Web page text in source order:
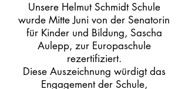
Unsere Helmut Schmidt Schule
wurde Mitte Juni von der Senatorin
für Kinder und Bildung, Sascha
Aulepp, zur Europaschule
rezertifiziert.
Diese Auszeichnung würdigt das
Engagement der Schule,